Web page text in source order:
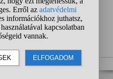
győzelemben bíztak.
ekkorát fog erődödni,